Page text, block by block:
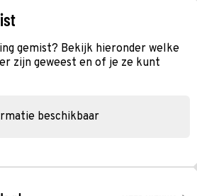
gemist? Bekijk hieronder welke
zijn geweest en of je ze kunt
beschikbaar